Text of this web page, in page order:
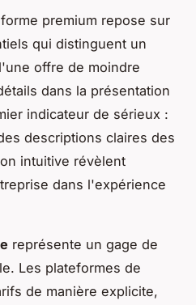
premium repose sur
qui distinguent un
offre de moindre
dans la présentation
indicateur de sérieux :
descriptions claires des
intuitive révèlent
dans l'expérience
représente un gage de
Les plateformes de
de manière explicite,